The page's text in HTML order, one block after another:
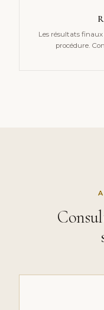
Les résultats
procédure.